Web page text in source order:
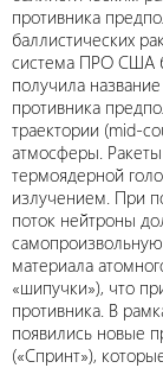
противника
баллистических
система ПРО США
получила название
противника
траектории (mid-
атмосферы. Ракеты
термоядерной
излучением. При
поток нейтроны
материала
«шипучки»), что
противника. В
появились новые
(«Спринт»),